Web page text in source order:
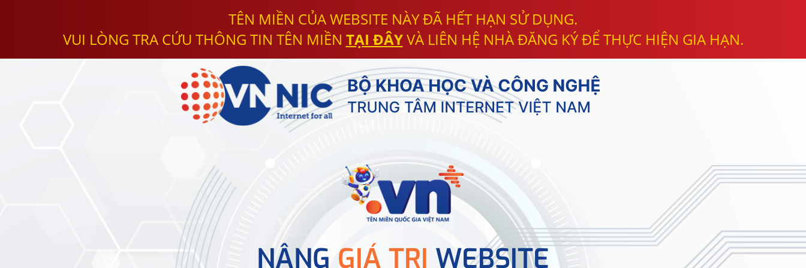
TÊN MIỀN CỦA WEBSITE NÀY ĐÃ HẾT HẠN SỬ DỤNG.
VUI LÒNG TRA CỨU THÔNG TIN TÊN MIỀN TẠI ĐÂYVÀ LIÊN HỆ NHÀ ĐĂNG KÝ ĐỂ THỰC HIỆN GIA HẠN.
NÂNG GIÁ TRỊ WEBSITE